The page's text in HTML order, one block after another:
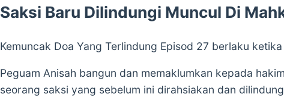
Saksi Baru Dilindungi Muncul Di
Kemuncak Doa Yang Terlindung Episod 27 berlaku
Peguam Anisah bangun dan memaklumkan kepada
seorang saksi yang sebelum ini dirahsiakan dan